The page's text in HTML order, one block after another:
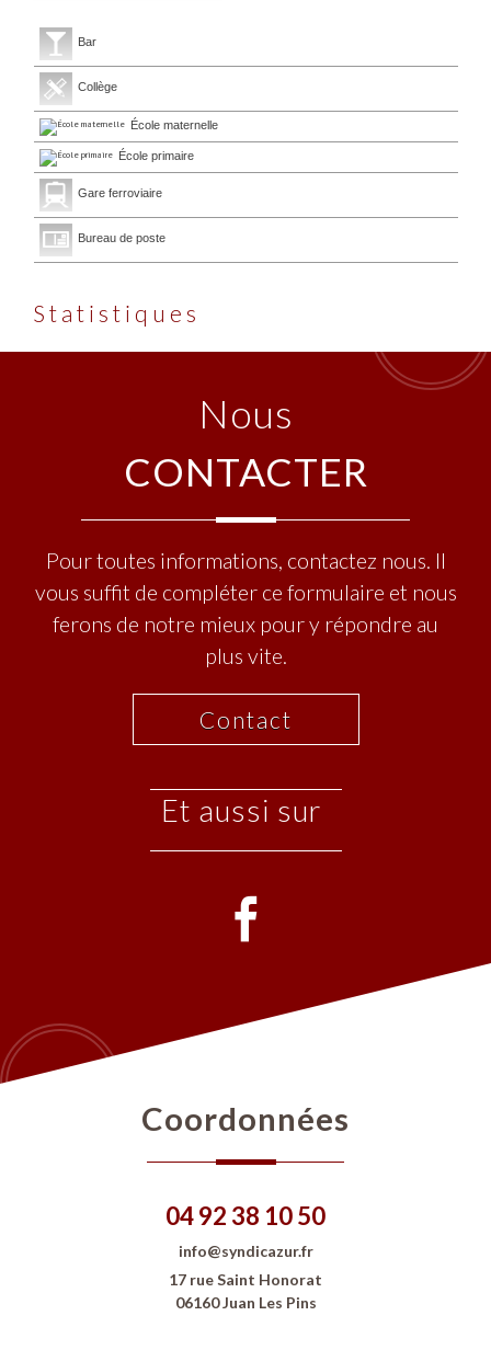
Bar
Collège
École maternelle
École primaire
Gare ferroviaire
Bureau de poste
Statistiques
nous
CONTACTER
Pour toutes informations, contactez nous. Il
vous suffit de compléter ce formulaire et nous
ferons de notre mieux pour y répondre au
plus vite.
Contact
et aussi sur
coordonnées
04 92 38 10 50
info@syndicazur.fr
17 rue Saint Honorat
06160 Juan Les Pins